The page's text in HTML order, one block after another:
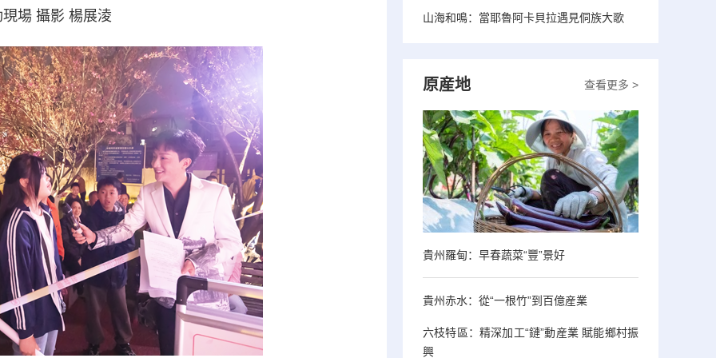
場 攝影 楊展淩 山海和鳴：當耶魯阿卡貝拉遇見侗族大歌
查看更多 >
原産地
貴州羅甸：早春蔬菜“豐”景好
貴州赤水：從“一根竹”到百億産業
六枝特區：精深加工“鏈”動産業 賦能鄉村振
興